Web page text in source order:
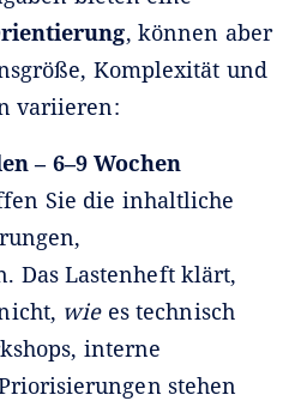
, können aber
Komplexität und
variieren:
– 6–9 Wochen
Sie die inhaltliche
Das Lastenheft klärt,
wiees technisch
interne
stehen